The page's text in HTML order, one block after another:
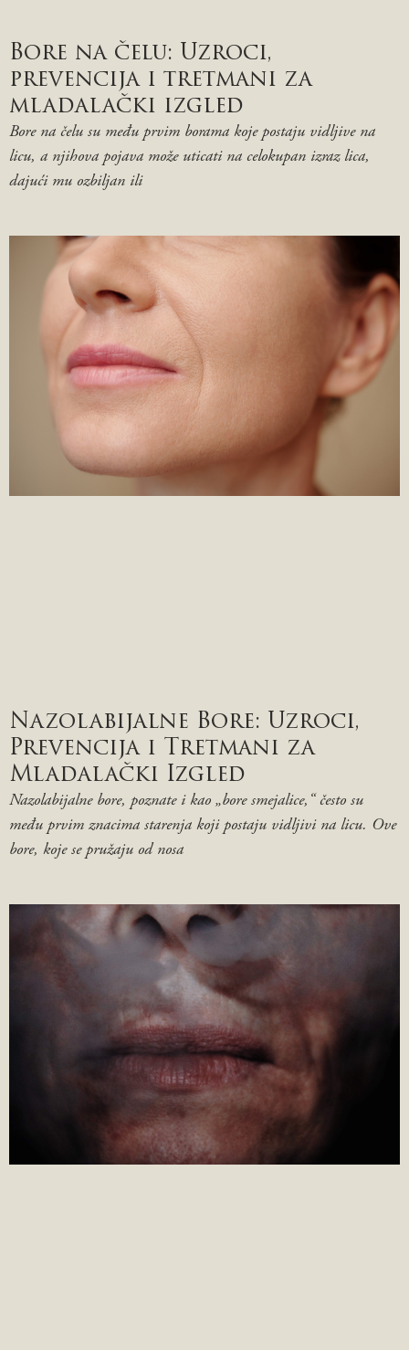
Bore na čelu: Uzroci,
prevencija i tretmani za
mladalački izgled
Bore na čelu su među prvim borama koje postaju vidljive na
licu, a njihova pojava može uticati na celokupan izraz lica,
dajući mu ozbiljan ili
Nazolabijalne Bore: Uzroci,
Prevencija i Tretmani za
Mladalački Izgled
Nazolabijalne bore, poznate i kao „bore smejalice,“ često su
među prvim znacima starenja koji postaju vidljivi na licu. Ove
bore, koje se pružaju od nosa